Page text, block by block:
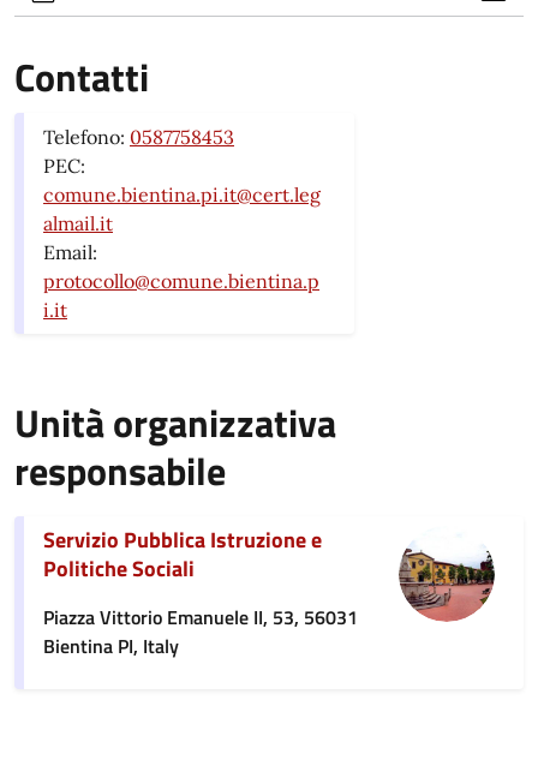
Contatti
Telefono: 0587758453
PEC:
comune.bientina.pi.it@cert.leg
almail.it
Email:
protocollo@comune.bientina.p
i.it
Unità organizzativa
responsabile
Servizio Pubblica Istruzione e
Politiche Sociali
Piazza Vittorio Emanuele II, 53, 56031
Bientina PI, Italy